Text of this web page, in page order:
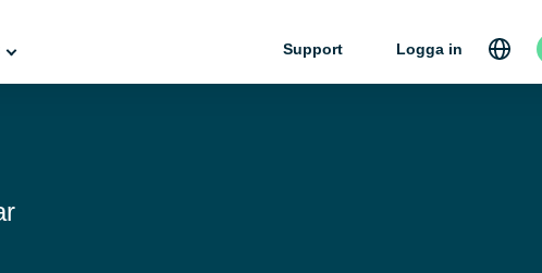
Support Logga in